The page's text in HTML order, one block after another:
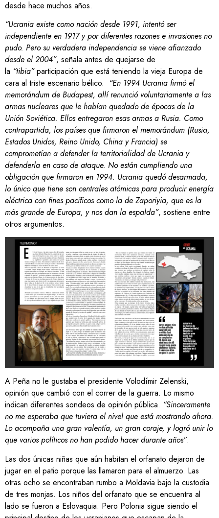
desde hace muchos años.
“Ucrania existe como nación desde 1991, intentó ser
independiente en 1917 y por diferentes razones e invasiones no
pudo. Pero su verdadera independencia se viene afianzado
desde el 2004”, señala antes de quejarse de
la “tibia”participación que está teniendo la vieja Europa de
cara al triste escenario bélico. “En 1994 Ucrania firmó el
memorándum de Budapest, allí renunció voluntariamente a las
armas nucleares que le habían quedado de épocas de la
Unión Soviética. Ellos entregaron esas armas a Rusia. Como
contrapartida, los países que firmaron el memorándum (Rusia,
Estados Unidos, Reino Unido, China y Francia) se
comprometían a defender la territorialidad de Ucrania y
defenderla en caso de ataque. No están cumpliendo una
obligación que firmaron en 1994. Ucrania quedó desarmada,
lo único que tiene son centrales atómicas para producir energía
eléctrica con fines pacíficos como la de Zaporiyia, que es la
más grande de Europa, y nos dan la espalda”, sostiene entre
otros argumentos.
A Peña no le gustaba el presidente Volodímir Zelenski,
opinión que cambió con el correr de la guerra. Lo mismo
indican diferentes sondeos de opinión pública. “Sinceramente
no me esperaba que tuviera el nivel que está mostrando ahora.
Lo acompaña una gran valentía, un gran coraje, y logró unir lo
que varios políticos no han podido hacer durante años”.
Las dos únicas niñas que aún habitan el orfanato dejaron de
jugar en el patio porque las llamaron para el almuerzo. Las
otras ocho se encontraban rumbo a Moldavia bajo la custodia
de tres monjas. Los niños del orfanato que se encuentra al
lado se fueron a Eslovaquia. Pero Polonia sigue siendo el